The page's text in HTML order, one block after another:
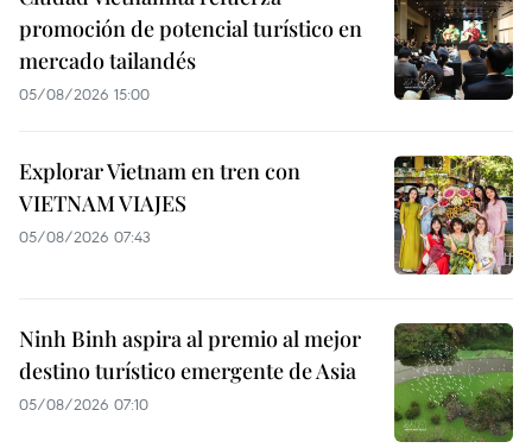
promoción de potencial turístico en
mercado tailandés
05/08/2026 15:00
Explorar Vietnam en tren con
VIETNAM VIAJES
05/08/2026 07:43
Ninh Binh aspira al premio al mejor
destino turístico emergente de Asia
05/08/2026 07:10